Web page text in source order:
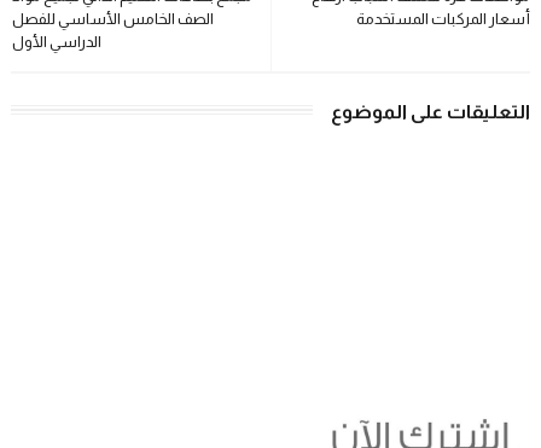
الصف الخامس الأساسي للفصل
الدراسي الأول
أسعار المركبات المستخدمة
التعليقات على الموضوع